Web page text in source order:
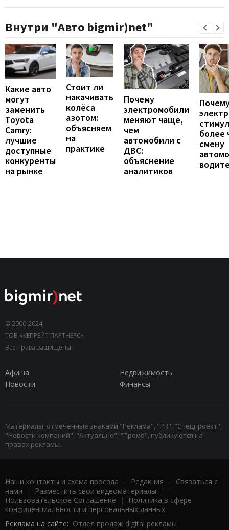
Внутри "Авто bigmir)net"
Какие авто
могут
заменить
Toyota
Camry:
лучшие
доступные
конкуренты
на рынке
Стоит ли
накачивать
колёса
азотом:
объясняем
на
практике
Почему
электромобили
меняют чаще,
чем
автомобили с
ДВС:
объяснение
аналитиков
более
смену
© 2000-2024,
ТОВ «КЕПРЕЙТ ПАРТНЕРС».
Все права защищены.
Афиша
Недвижимость
Новости
Финансы
Материалы, отмеченные знаками "Реклама", "PR", "Спецпроект",
"Новости компаний", "Актуально", "Промо", публикуются на
правах рекламы.
Наши контакты и схема проезда | Редакция | Связаться с
нами | Разместить свои видеоматериалы |
Пользовательское Соглашение |
Политика в сфере
конфиденциальности и персональных данных
Реклама на сайте: Отдел продаж digital рекламы